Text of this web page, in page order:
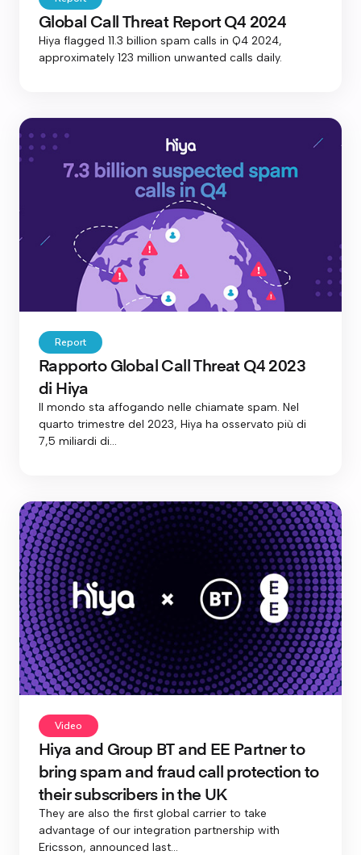
Global Call Threat Report Q4 2024
Hiya flagged 11.3 billion spam calls in Q4 2024,
approximately 123 million unwanted calls daily.
Report
Rapporto Global Call Threat Q4 2023
di Hiya
Il mondo sta affogando nelle chiamate spam. Nel
quarto trimestre del 2023, Hiya ha osservato più di
7,5 miliardi di...
Video
Hiya and Group BT and EE Partner to
bring spam and fraud call protection to
their subscribers in the UK
They are also the first global carrier to take
advantage of our integration partnership with
Ericsson, announced last...